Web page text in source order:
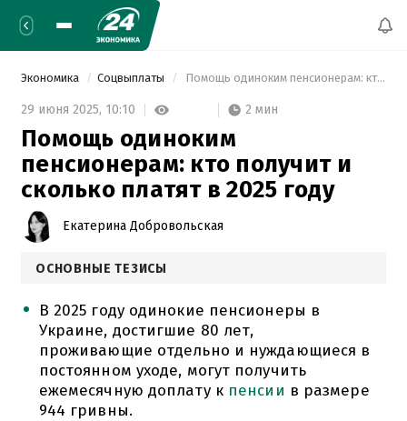
Экономика Соцвыплаты Помощь одиноким пенсионерам: кто получит и сколько платят в 2025 году
29 июня 2025, 10:10 2 мин
Помощь одиноким
пенсионерам: кто получит и
сколько платят в 2025 году
Екатерина Добровольская
ОСНОВНЫЕ ТЕЗИСЫ
В 2025 году одинокие пенсионеры в
Украине, достигшие 80 лет,
проживающие отдельно и нуждающиеся в
постоянном уходе, могут получить
ежемесячную доплату к пенсии в размере
944 гривны.